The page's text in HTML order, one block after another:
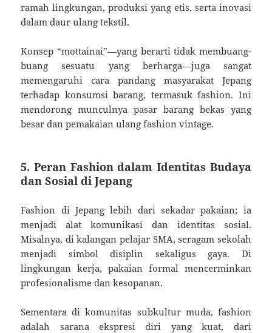
ramah lingkungan, produksi yang etis, serta inovasi
dalam daur ulang tekstil.
Konsep “mottainai”—yang berarti tidak membuang-
buang sesuatu yang berharga—juga sangat
memengaruhi cara pandang masyarakat Jepang
terhadap konsumsi barang, termasuk fashion. Ini
mendorong munculnya pasar barang bekas yang
besar dan pemakaian ulang fashion vintage.
5. Peran Fashion dalam Identitas Budaya
dan Sosial di Jepang
Fashion di Jepang lebih dari sekadar pakaian; ia
menjadi alat komunikasi dan identitas sosial.
Misalnya, di kalangan pelajar SMA, seragam sekolah
menjadi simbol disiplin sekaligus gaya. Di
lingkungan kerja, pakaian formal mencerminkan
profesionalisme dan kesopanan.
Sementara di komunitas subkultur muda, fashion
adalah sarana ekspresi diri yang kuat, dari